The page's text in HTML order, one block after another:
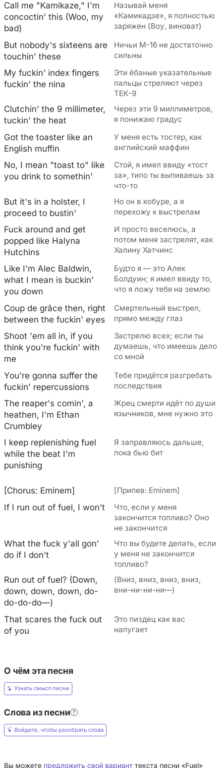
Call me "Kamikaze," I'm
concoctin' this (Woo, my
bad)
Называй меня
«Камикадзе», я полностью
заряжен (Воу, виноват)
But nobody's sixteens are
touchin' these
Ничьи М-16 не достаточно
сильны
My fuckin' index fingers
fuckin' the nina
Эти ёбаные указательные
пальцы стреляют через
ТЕК-9
Clutchin' the 9 millimeter,
tuckin' the heat
Через эти 9 миллиметров,
я понижаю градус
Got the toaster like an
English muffin
У меня есть тостер, как
английский маффин
No, I mean "toast to" like
you drink to somethin'
Стой, я имел ввиду «тост
за», типо ты выпиваешь за
что-то
But it's in a holster, I
proceed to bustin'
Но он в кобуре, а я
перехожу к выстрелам
Fuck around and get
popped like Halyna
Hutchins
И просто веселюсь, а
потом меня застрелят, как
Халину Хатчинс
Like I'm Alec Baldwin,
what I mean is buckin'
you down
Будто я — это Алек
Болдуин; я имел ввиду то,
что я ложу тебя на землю
Coup de grâce then, right
between the fuckin' eyes
Смертельный выстрел,
прямо между глаз
Shoot 'em all in, if you
think you're fuckin' with
me
Застрелю всех; если ты
думаешь, что имеешь дело
со мной
You're gonna suffer the
fuckin' repercussions
Тебе придётся разгребать
последствия
The reaper's comin', a
heathen, I'm Ethan
Crumbley
Жрец смерти идёт по души
язычников, мне нужно это
I keep replenishing fuel
while the beat I'm
punishing
Я заправляюсь дальше,
пока бью бит
[Chorus: Eminem] [Припев: Eminem]
If I run out of fuel, I won't
Что, если у меня
закончится топливо? Оно
не закончится
What the fuck y'all gon'
do if I don't
Что вы будете делать, если
у меня не закончится
топливо?
Run out of fuel? (Down,
down, down, down, do-
do-do-do—)
(Вниз, вниз, вниз, вниз,
вни-ни-ни-ни—)
That scares the fuck out
of you
Это пиздец как вас
напугает
О чём эта песня
Узнать смысл песни
Слова из песни
Войдите, чтобы разобрать слова
Вы можете предложить свой вариант текста песни «Fuel»